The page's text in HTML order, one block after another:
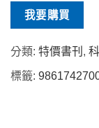
我要購買
分類: 特價書刊 ,
標籤: